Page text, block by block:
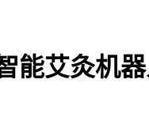
能艾灸机